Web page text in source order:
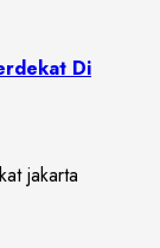
Di